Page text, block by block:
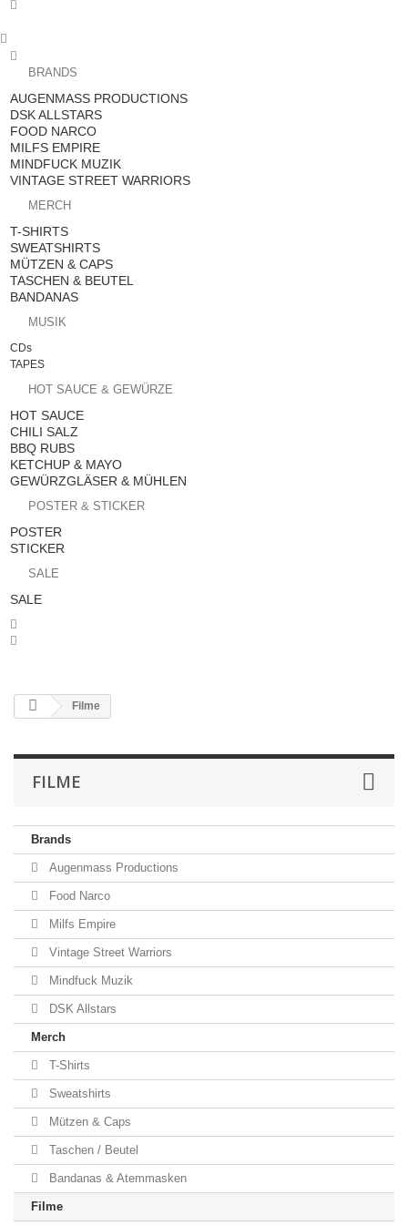



BRANDS
AUGENMASS PRODUCTIONS
DSK ALLSTARS
FOOD NARCO
MILFS EMPIRE
MINDFUCK MUZIK
VINTAGE STREET WARRIORS
MERCH
T-SHIRTS
SWEATSHIRTS
MÜTZEN & CAPS
TASCHEN & BEUTEL
BANDANAS
MUSIK
CDs
TAPES
HOT SAUCE & GEWÜRZE
HOT SAUCE
CHILI SALZ
BBQ RUBS
KETCHUP & MAYO
GEWÜRZGLÄSER & MÜHLEN
POSTER & STICKER
POSTER
STICKER
SALE
SALE


Filme
FILME
Brands
Augenmass Productions
Food Narco
Milfs Empire
Vintage Street Warriors
Mindfuck Muzik
DSK Allstars
Merch
T-Shirts
Sweatshirts
Mützen & Caps
Taschen / Beutel
Bandanas & Atemmasken
Filme